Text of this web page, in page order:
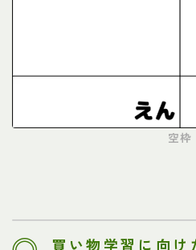
空枠
買い物学習に向け